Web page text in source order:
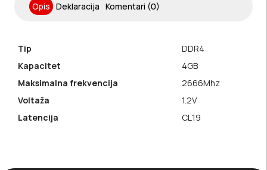
Opis Deklaracija Komentari (0)
Tip
DDR4
Kapacitet
4GB
Maksimalna frekvencija
2666Mhz
Voltaža
1.2V
Latencija
CL19